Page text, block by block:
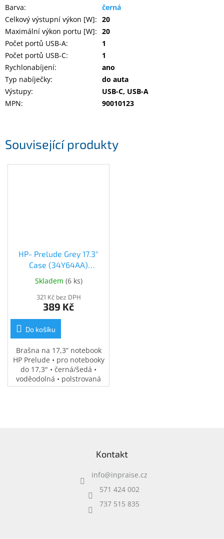
Související produkty
HP- Prelude Grey 17.3"
Case (34Y64AA)
(34Y64AA)
Skladem (6 ks)
321 Kč bez DPH
389 Kč
Do košíku
Brašna na 17,3” notebook
HP Prelude • pro notebooky
do 17,3" • černá/šedá •
voděodolná • polstrovaná
přihrádka na notebook •
Barva:
černá
Celkový výstupní výkon [W]: 20
Maximální výkon portu [W]: 20
Počet portů USB-A:
1
Počet portů USB-C:
1
Rychlonabíjení:
ano
Typ nabíječky:
do auta
Výstupy:
USB-C, USB-A
MPN: 90010123
Kontakt
info@inpraise.cz
571 424 002
737 515 835